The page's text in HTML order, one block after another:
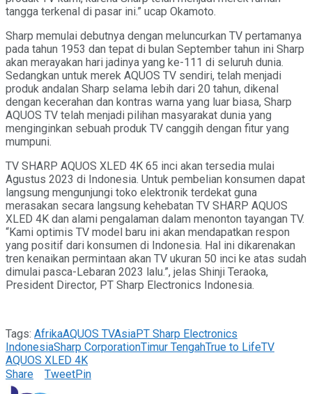
tangga terkenal di pasar ini.” ucap Okamoto.
Sharp memulai debutnya dengan meluncurkan TV pertamanya
pada tahun 1953 dan tepat di bulan September tahun ini Sharp
akan merayakan hari jadinya yang ke-111 di seluruh dunia.
Sedangkan untuk merek AQUOS TV sendiri, telah menjadi
produk andalan Sharp selama lebih dari 20 tahun, dikenal
dengan kecerahan dan kontras warna yang luar biasa, Sharp
AQUOS TV telah menjadi pilihan masyarakat dunia yang
menginginkan sebuah produk TV canggih dengan fitur yang
mumpuni.
TV SHARP AQUOS XLED 4K 65 inci akan tersedia mulai
Agustus 2023 di Indonesia. Untuk pembelian konsumen dapat
langsung mengunjungi toko elektronik terdekat guna
merasakan secara langsung kehebatan TV SHARP AQUOS
XLED 4K dan alami pengalaman dalam menonton tayangan TV.
“Kami optimis TV model baru ini akan mendapatkan respon
yang positif dari konsumen di Indonesia. Hal ini dikarenakan
tren kenaikan permintaan akan TV ukuran 50 inci ke atas sudah
dimulai pasca-Lebaran 2023 lalu.”, jelas Shinji Teraoka,
President Director, PT Sharp Electronics Indonesia.
Tags: AfrikaAQUOS TVAsiaPT Sharp Electronics
IndonesiaSharp CorporationTimur TengahTrue to LifeTV
AQUOS XLED 4K
Share
TweetPin